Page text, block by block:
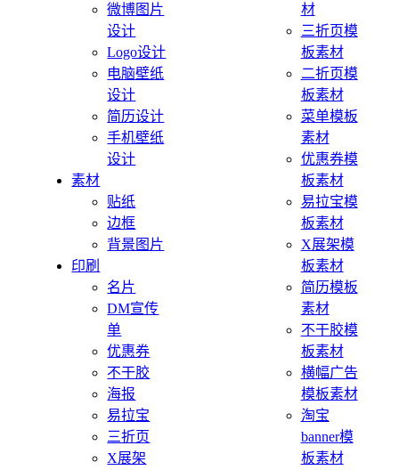
微博图片
设计
Logo设计
电脑壁纸
设计
简历设计
手机壁纸
设计
素材
贴纸
边框
背景图片
印刷
名片
DM宣传
单
优惠券
不干胶
海报
易拉宝
三折页
X展架
材
三折页模
板素材
二折页模
板素材
菜单模板
素材
优惠券模
板素材
易拉宝模
板素材
X展架模
板素材
简历模板
素材
不干胶模
板素材
横幅广告
模板素材
淘宝
banner模
板素材